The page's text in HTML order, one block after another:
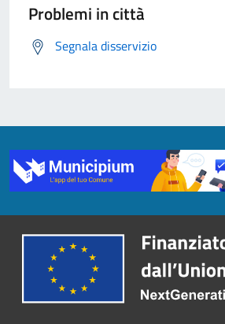
Problemi in città
Segnala disservizio